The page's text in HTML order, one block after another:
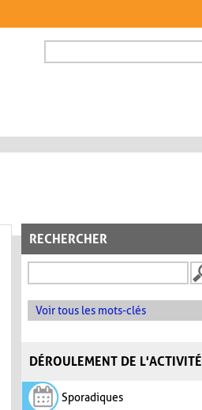
FORMULAIRE DE
RECHERCHER
Voir tous les mots-clés
DÉROULEMENT DE L'ACTIVITÉ
Sporadiques